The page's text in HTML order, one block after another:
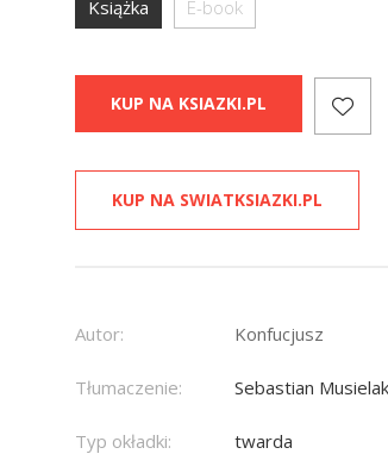
Książka E-book
KUP NA KSIAZKI.PL
KUP NA SWIATKSIAZKI.PL
Autor: Konfucjusz
Tłumaczenie: Sebastian Musielak
Typ okładki: twarda